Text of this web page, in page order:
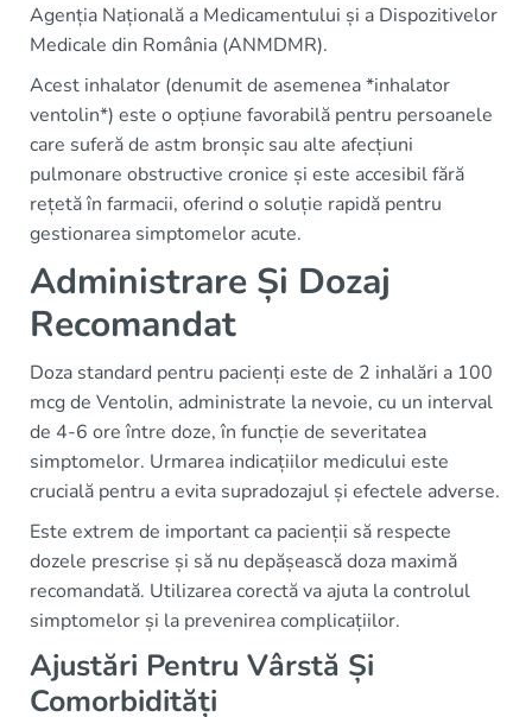
Agenția Națională a Medicamentului și a Dispozitivelor
Medicale din România (ANMDMR).
Acest inhalator (denumit de asemenea *inhalator
ventolin*) este o opțiune favorabilă pentru persoanele
care suferă de astm bronșic sau alte afecțiuni
pulmonare obstructive cronice și este accesibil fără
rețetă în farmacii, oferind o soluție rapidă pentru
gestionarea simptomelor acute.
Administrare Și Dozaj
Recomandat
Doza standard pentru pacienți este de 2 inhalări a 100
mcg de Ventolin, administrate la nevoie, cu un interval
de 4-6 ore între doze, în funcție de severitatea
simptomelor. Urmarea indicațiilor medicului este
crucială pentru a evita supradozajul și efectele adverse.
Este extrem de important ca pacienții să respecte
dozele prescrise și să nu depășească doza maximă
recomandată. Utilizarea corectă va ajuta la controlul
simptomelor și la prevenirea complicațiilor.
Ajustări Pentru Vârstă Și
Comorbidități